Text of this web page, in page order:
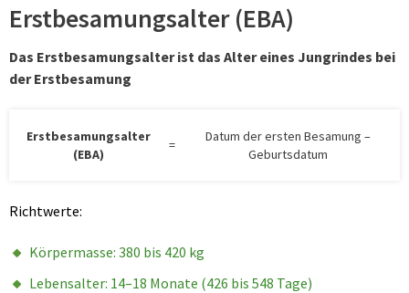
Erstbesamungsalter (EBA)
Das Erstbesamungsalter ist das Alter eines Jungrindes bei
derErstbesamung
Erstbesamungsalter
(EBA)
=
Datum der ersten Besamung –
Geburtsdatum
Richtwerte:
Körpermasse: 380 bis 420 kg
Lebensalter: 14–18 Monate (426 bis 548 Tage)